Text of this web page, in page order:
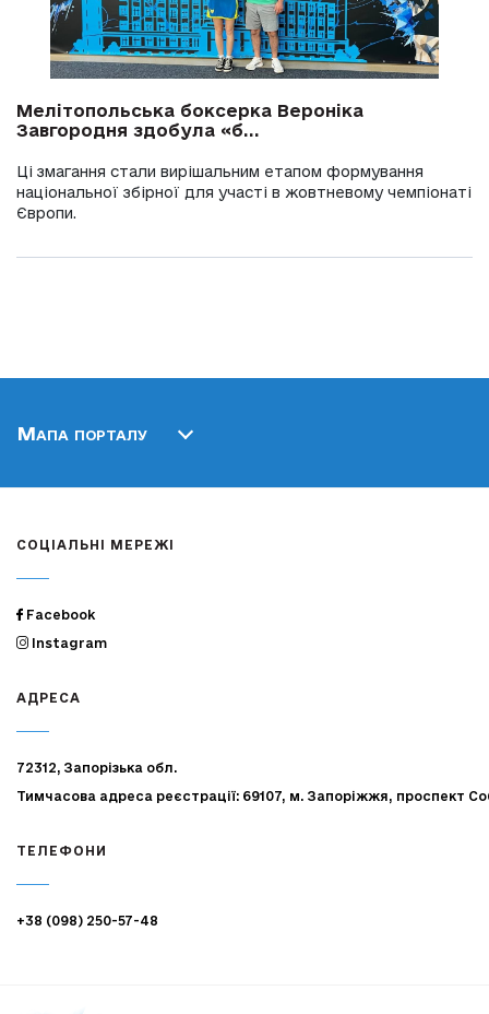
Мелітопольська боксерка Вероніка
Завгородня здобула «б...
Ці змагання стали вирішальним етапом формування
національної збірної для участі в жовтневому чемпіонаті
Європи.
Мапа порталу
СОЦІАЛЬНІ МЕРЕЖІ
Facebook
Instagram
АДРЕСА
72312, Запорізька обл.
Тимчасова адреса реєстрації: 69107, м. Запоріжжя, проспект
ТЕЛЕФОНИ
+38 (098) 250-57-48